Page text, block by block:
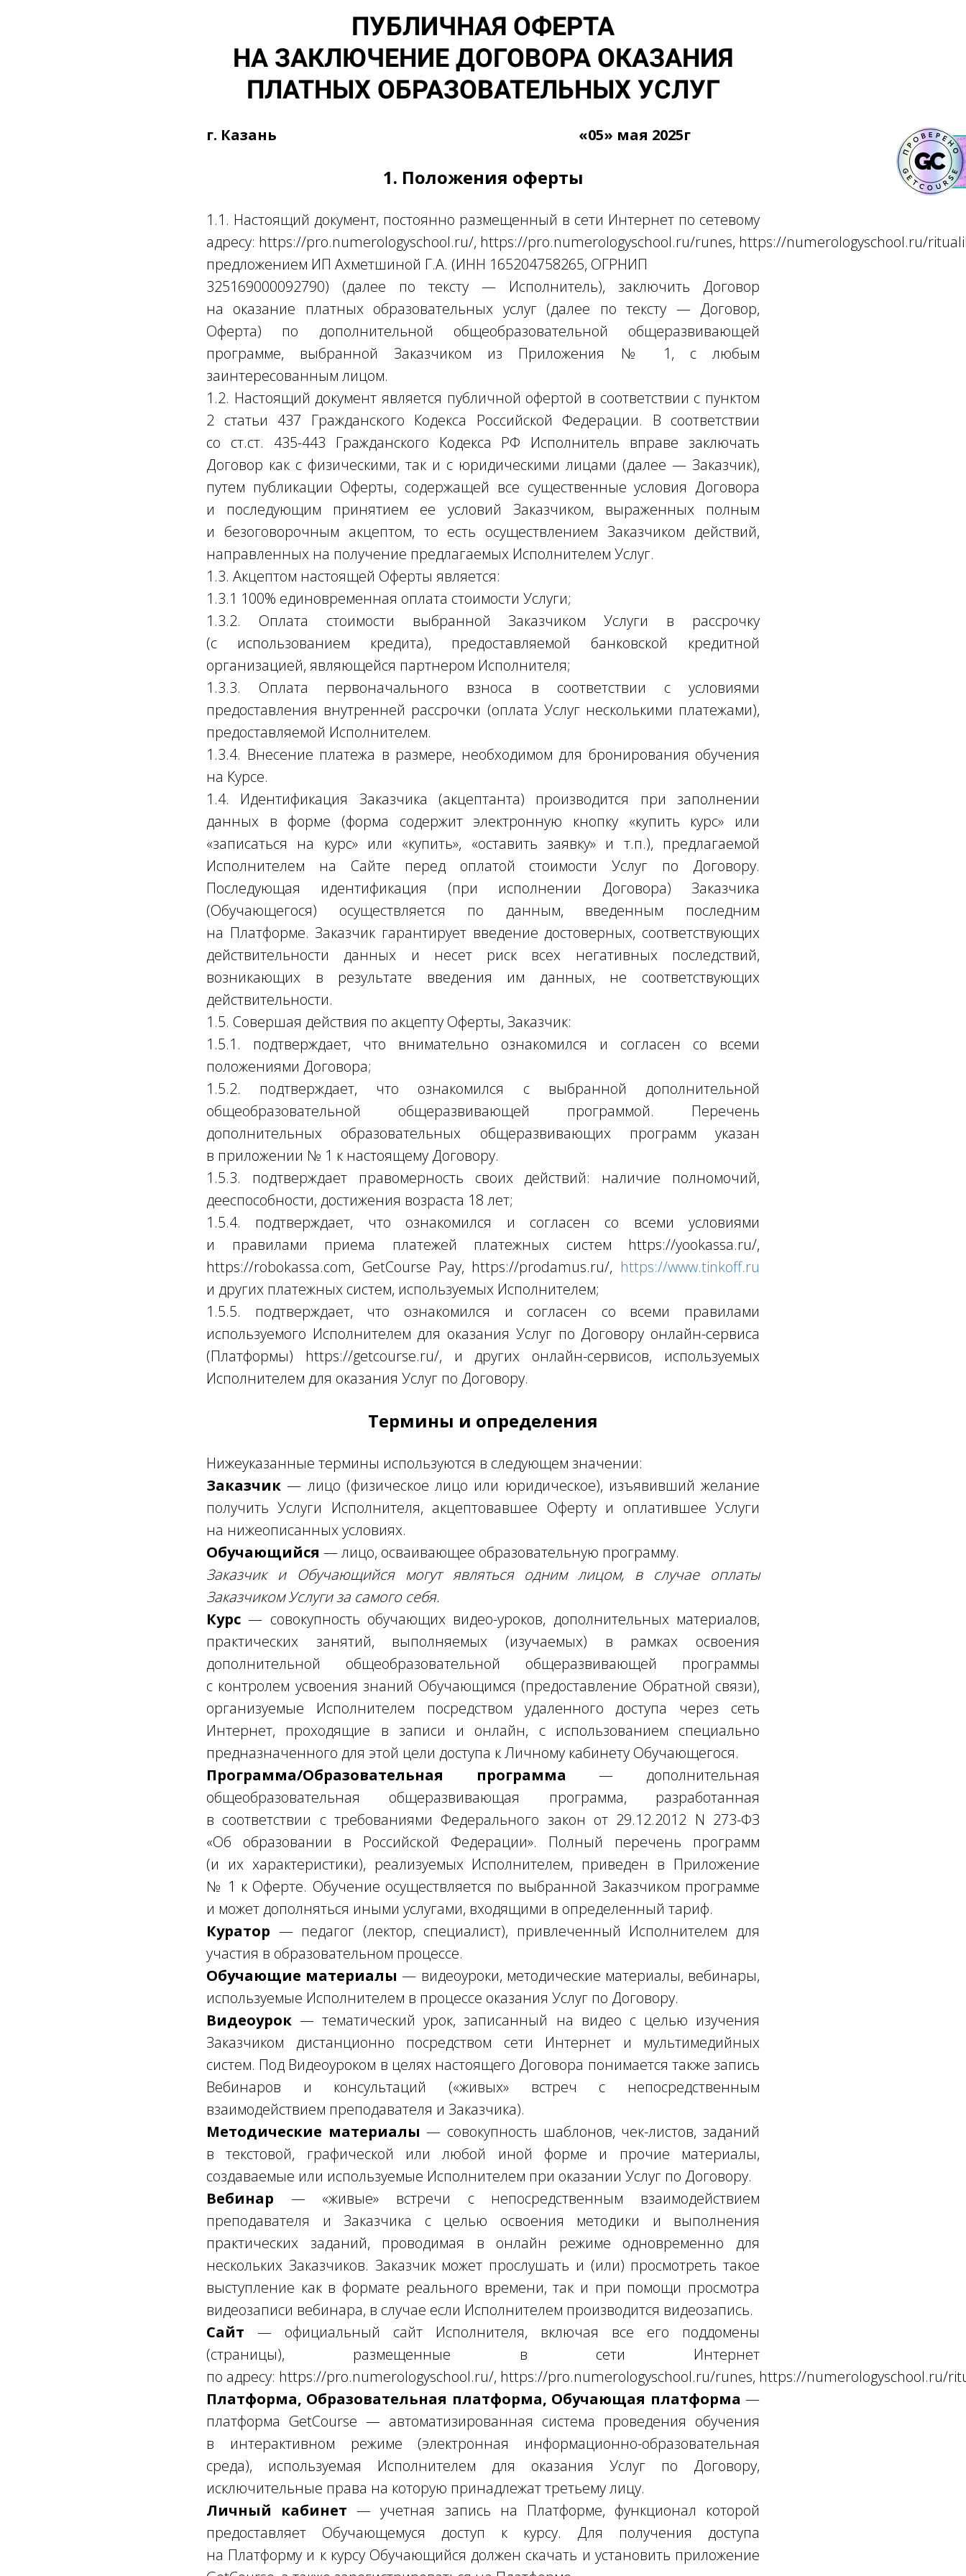
ПУБЛИЧНАЯ ОФЕРТА
НА ЗАКЛЮЧЕНИЕ ДОГОВОРА ОКАЗАНИЯ
ПЛАТНЫХ ОБРАЗОВАТЕЛЬНЫХ УСЛУГ
г. Казань «05» мая 2025г
1. Положения оферты
1.1. Настоящий документ, постоянно размещенный в сети Интернет по сетевому
адресу: https://pro.numerologyschool.ru/, https://pro.numerologyschool.ru/runes, https://numerologyschool.ru/
предложением ИП Ахметшиной Г.А. (ИНН 165204758265, ОГРНИП
325169000092790) (далее по тексту — Исполнитель), заключить Договор
на оказание платных образовательных услуг (далее по тексту — Договор,
Оферта) по дополнительной общеобразовательной общеразвивающей
программе, выбранной Заказчиком из Приложения № 1, с любым
заинтересованным лицом.
1.2. Настоящий документ является публичной офертой в соответствии с пунктом
2 статьи 437 Гражданского Кодекса Российской Федерации. В соответствии
со ст.ст. 435-443 Гражданского Кодекса РФ Исполнитель вправе заключать
Договор как с физическими, так и с юридическими лицами (далее — Заказчик),
путем публикации Оферты, содержащей все существенные условия Договора
и последующим принятием ее условий Заказчиком, выраженных полным
и безоговорочным акцептом, то есть осуществлением Заказчиком действий,
направленных на получение предлагаемых Исполнителем Услуг.
1.3. Акцептом настоящей Оферты является:
1.3.1 100% единовременная оплата стоимости Услуги;
1.3.2. Оплата стоимости выбранной Заказчиком Услуги в рассрочку
(с использованием кредита), предоставляемой банковской кредитной
организацией, являющейся партнером Исполнителя;
1.3.3. Оплата первоначального взноса в соответствии с условиями
предоставления внутренней рассрочки (оплата Услуг несколькими платежами),
предоставляемой Исполнителем.
1.3.4. Внесение платежа в размере, необходимом для бронирования обучения
на Курсе.
1.4. Идентификация Заказчика (акцептанта) производится при заполнении
данных в форме (форма содержит электронную кнопку «купить курс» или
«записаться на курс» или «купить», «оставить заявку» и т.п.), предлагаемой
Исполнителем на Сайте перед оплатой стоимости Услуг по Договору.
Последующая идентификация (при исполнении Договора) Заказчика
(Обучающегося) осуществляется по данным, введенным последним
на Платформе. Заказчик гарантирует введение достоверных, соответствующих
действительности данных и несет риск всех негативных последствий,
возникающих в результате введения им данных, не соответствующих
действительности.
1.5. Совершая действия по акцепту Оферты, Заказчик:
1.5.1. подтверждает, что внимательно ознакомился и согласен со всеми
положениями Договора;
1.5.2. подтверждает, что ознакомился с выбранной дополнительной
общеобразовательной общеразвивающей программой. Перечень
дополнительных образовательных общеразвивающих программ указан
в приложении № 1 к настоящему Договору.
1.5.3. подтверждает правомерность своих действий: наличие полномочий,
дееспособности, достижения возраста 18 лет;
1.5.4. подтверждает, что ознакомился и согласен со всеми условиями
и правилами приема платежей платежных систем https://yookassa.ru/,
https://robokassa.com, GetCourse Pay, https://prodamus.ru/, https://www.tinkoff.ru
и других платежных систем, используемых Исполнителем;
1.5.5. подтверждает, что ознакомился и согласен со всеми правилами
используемого Исполнителем для оказания Услуг по Договору онлайн-сервиса
(Платформы) https://getcourse.ru/, и других онлайн-сервисов, используемых
Исполнителем для оказания Услуг по Договору.
Термины и определения
Нижеуказанные термины используются в следующем значении:
Заказчик — лицо (физическое лицо или юридическое), изъявивший желание
получить Услуги Исполнителя, акцептовавшее Оферту и оплатившее Услуги
на нижеописанных условиях.
Обучающийся — лицо, осваивающее образовательную программу.
Заказчик и Обучающийся могут являться одним лицом, в случае оплаты
Заказчиком Услуги за самого себя.
Курс — совокупность обучающих видео-уроков, дополнительных материалов,
практических занятий, выполняемых (изучаемых) в рамках освоения
дополнительной общеобразовательной общеразвивающей программы
с контролем усвоения знаний Обучающимся (предоставление Обратной связи),
организуемые Исполнителем посредством удаленного доступа через сеть
Интернет, проходящие в записи и онлайн, с использованием специально
предназначенного для этой цели доступа к Личному кабинету Обучающегося.
Программа/Образовательная программа — дополнительная
общеобразовательная общеразвивающая программа, разработанная
в соответствии с требованиями Федерального закон от 29.12.2012 N 273-ФЗ
«Об образовании в Российской Федерации». Полный перечень программ
(и их характеристики), реализуемых Исполнителем, приведен в Приложение
№ 1 к Оферте. Обучение осуществляется по выбранной Заказчиком программе
и может дополняться иными услугами, входящими в определенный тариф.
Куратор — педагог (лектор, специалист), привлеченный Исполнителем для
участия в образовательном процессе.
Обучающие материалы — видеоуроки, методические материалы, вебинары,
используемые Исполнителем в процессе оказания Услуг по Договору.
Видеоурок — тематический урок, записанный на видео с целью изучения
Заказчиком дистанционно посредством сети Интернет и мультимедийных
систем. Под Видеоуроком в целях настоящего Договора понимается также запись
Вебинаров и консультаций («живых» встреч с непосредственным
взаимодействием преподавателя и Заказчика).
Методические материалы — совокупность шаблонов, чек-листов, заданий
в текстовой, графической или любой иной форме и прочие материалы,
создаваемые или используемые Исполнителем при оказании Услуг по Договору.
Вебинар — «живые» встречи с непосредственным взаимодействием
преподавателя и Заказчика с целью освоения методики и выполнения
практических заданий, проводимая в онлайн режиме одновременно для
нескольких Заказчиков. Заказчик может прослушать и (или) просмотреть такое
выступление как в формате реального времени, так и при помощи просмотра
видеозаписи вебинара, в случае если Исполнителем производится видеозапись.
Сайт — официальный сайт Исполнителя, включая все его поддомены
(страницы), размещенные в сети Интернет
по адресу: https://pro.numerologyschool.ru/, https://pro.numerologyschool.ru/runes, https://numerologyschool.ru/
Платформа, Образовательная платформа, Обучающая платформа —
платформа GetCourse — автоматизированная система проведения обучения
в интерактивном режиме (электронная информационно-образовательная
среда), используемая Исполнителем для оказания Услуг по Договору,
исключительные права на которую принадлежат третьему лицу.
Личный кабинет — учетная запись на Платформе, функционал которой
предоставляет Обучающемуся доступ к курсу. Для получения доступа
на Платформу и к курсу Обучающийся должен скачать и установить приложение